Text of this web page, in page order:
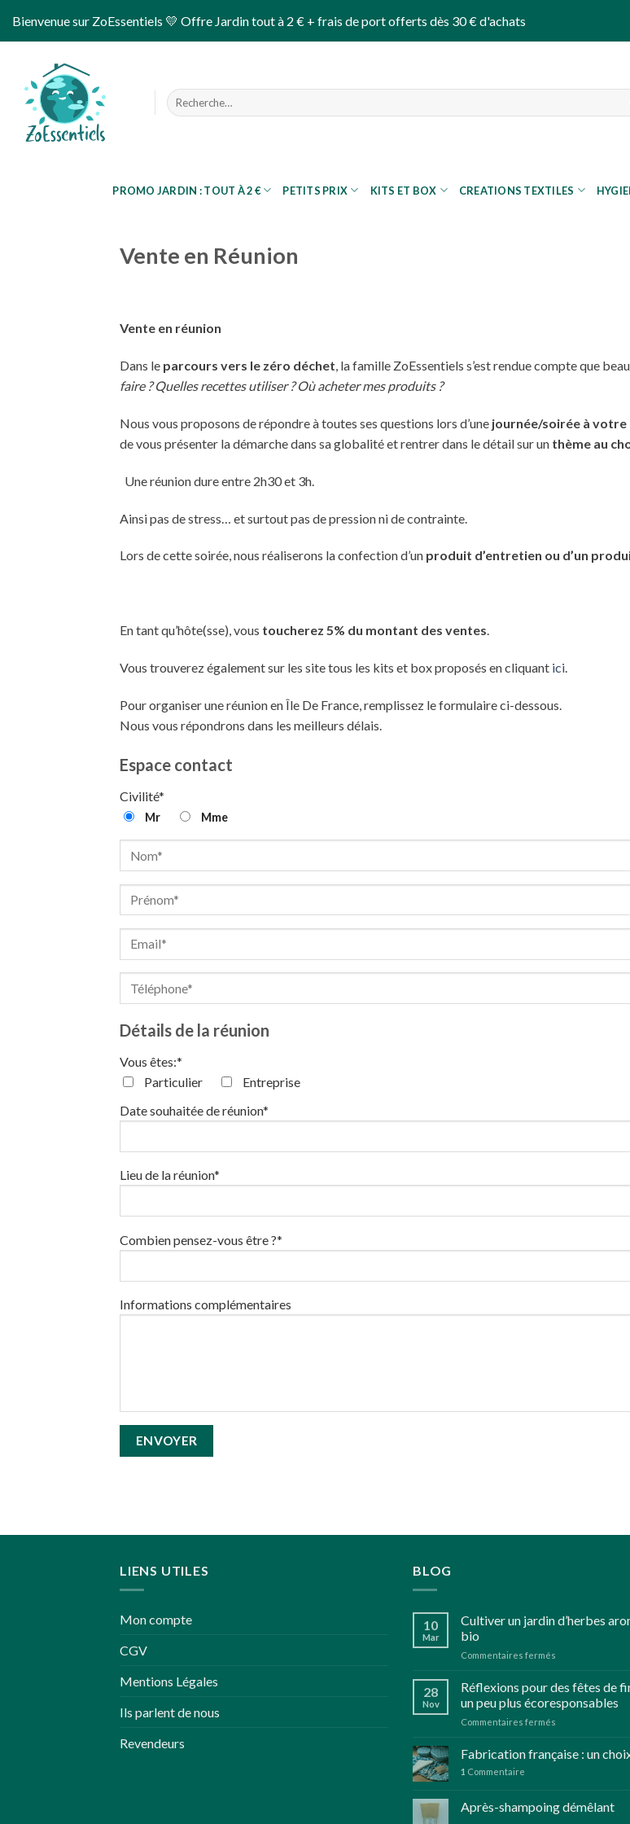
Bienvenue sur ZoEssentiels 💛 Offre Jardin tout à 2 € + frais de port offerts dès 30 € d'achats
Recherche
pour :
PROMO JARDIN : TOUT À 2 € PETITS PRIX KITS ET BOX CREATIONS TEXTILES
Vente en Réunion
Vente en réunion
Dans le parcours vers le zéro déchet, la famille ZoEssentiels s’est rendue compte que
faire ? Quelles recettes utiliser ? Où acheter mes produits ?
Nous vous proposons de répondre à toutes ses questions lors d’une journée/soirée à
de vous présenter la démarche dans sa globalité et rentrer dans le détail sur un thème au
Une réunion dure entre 2h30 et 3h.
Ainsi pas de stress… et surtout pas de pression ni de contrainte.
Lors de cette soirée, nous réaliserons la confection d’un produit d’entretien ou d’un
En tant qu’hôte(sse), vous toucherez 5% du montant des ventes.
Vous trouverez également sur les site tous les kits et box proposés en cliquant ici
Pour organiser une réunion en Île De France, remplissez le formulaire ci-dessous.
Nous vous répondrons dans les meilleurs délais.
Espace contact
Civilité*
Mr Mme
Détails de la réunion
Vous êtes:*
Particulier
Entreprise
Date souhaitée de réunion*
Lieu de la réunion*
Combien pensez-vous être ?*
Informations complémentaires
LIENS UTILES
Mon compte
CGV
Mentions Légales
Ils parlent de nous
Revendeurs
BLOG
10
Mar
Cultiver un jardin d’herbes
bio
Commentaires fermés
un
d’herbes
28
Nov
Réflexions pour des fêtes de
un peu plus écoresponsables
Commentaires fermés
pour
des
fin
Fabrication française : un
1 Commentaire
Après-shampoing démêlant